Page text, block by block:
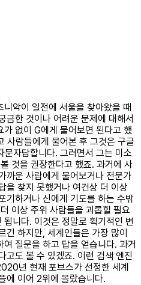
악이 일전에 서울을 찾아왔을 때
금한 것이나 어려운 문제에 대해서
없이 G에게 물어보면 된다고 했
사람들에게 물어본 후 그것은 구글
자답합니다. 그러면서 그는 미소
것을 권장한다고 했죠. 과거에 사
까운 사람에게 물어보거나 전문가
을 찾지 못했거나 여건상 더 이상
기하거나 신에게 기도를 하는 수밖
이상 주위 사람들을 괴롭힐 필요
니다. 이것은 정말로 획기적인 변
긴 하지만, 세계인들은 가장 많이
질문을 하고 답을 얻습니다. 과거
고도 볼 수 있겠죠. 이런 검색 엔진
년 현재 포브스가 선정한 세계
에 이어 2위에 올랐습니다.